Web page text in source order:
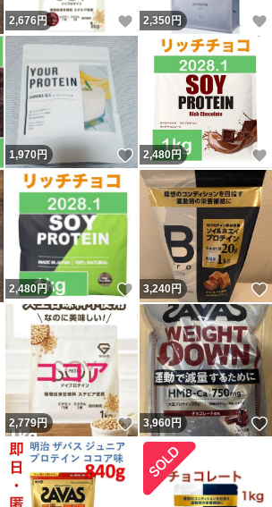
いいね！
2,676円 いいね！
2,350 円
いいね！
1,970円 いいね！
2,480円
いいね！
2,480円 いいね！
3,240円
いいね！
2,779円 いいね！
3,960円